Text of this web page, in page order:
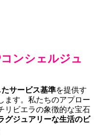
ンシェルジュ
サービス基準を提供す
ます。私たちのアプロー
リビエラの象徴的な宝石
グジュアリーな生活のビ